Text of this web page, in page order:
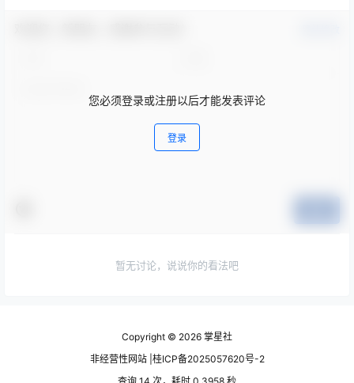
您必须登录或注册以后才能发表评论
登录
暂无讨论，说说你的看法吧
Copyright © 2026 掌星社
非经营性网站 |桂ICP备2025057620号-2